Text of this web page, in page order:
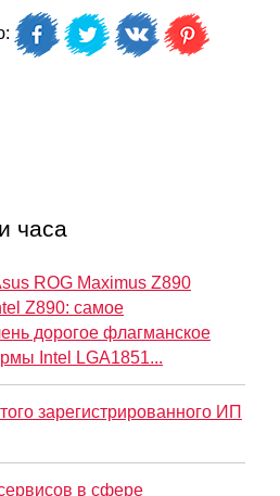
часа
ROG Maximus Z890
Z890: самое
дорогое флагманское
Intel LGA1851...
зарегистрированного ИП
в сфере